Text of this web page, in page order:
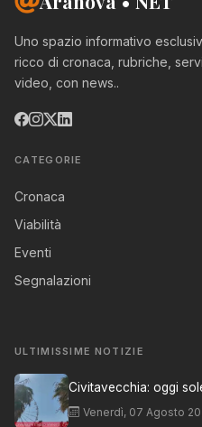
Uno spazio informativo
ricco di cronaca, rubriche,
video, con news..
CATEGORIE
Cronaca
Viabilità
Eventi
Segnalazioni
ULTIMISSIME NOTIZIE
Civitavecchia: oggi
Venerdì, 07 Agosto